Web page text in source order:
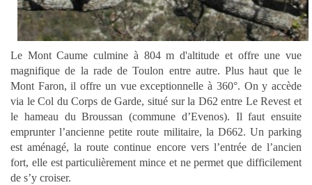
Le Mont Caume culmine à 804 m d'altitude et offre une vue
magnifique de la rade de Toulon entre autre. Plus haut que le
Mont Faron, il offre un vue exceptionnelle à 360°. On y accède
via le Col du Corps de Garde, situé sur la D62 entre Le Revest et
le hameau du Broussan (commune d’Evenos). Il faut ensuite
emprunter l’ancienne petite route militaire, la D662. Un parking
est aménagé, la route continue encore vers l’entrée de l’ancien
fort, elle est particulièrement mince et ne permet que difficilement
de s’y croiser.